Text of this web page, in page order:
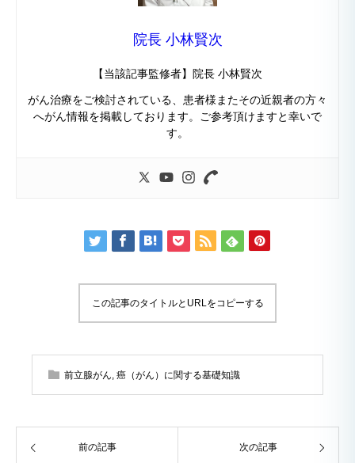
院長 小林賢次
【当該記事監修者】院長 小林賢次
がん治療をご検討されている、患者様またその近親者の方々
へがん情報を掲載しております。ご参考頂けますと幸いで
す。
この記事のタイトルとURLをコピーする
前立腺がん, 癌（がん）に関する基礎知識
前の記事 次の記事